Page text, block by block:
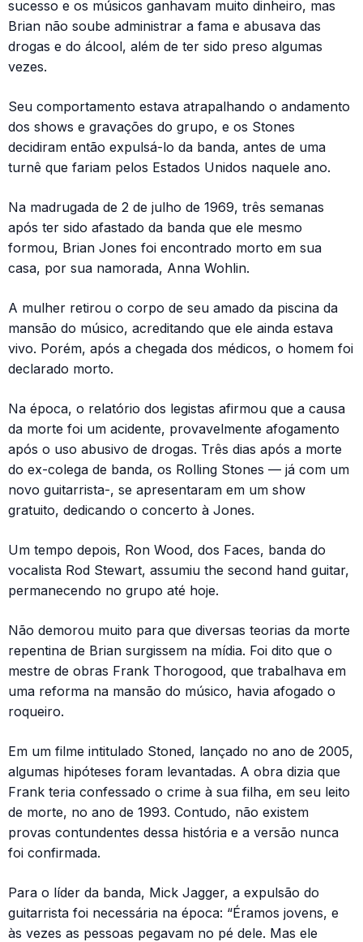
sucesso e os músicos ganhavam muito dinheiro, mas
Brian não soube administrar a fama e abusava das
drogas e do álcool, além de ter sido preso algumas
vezes.
Seu comportamento estava atrapalhando o andamento
dos shows e gravações do grupo, e os Stones
decidiram então expulsá-lo da banda, antes de uma
turnê que fariam pelos Estados Unidos naquele ano.
Na madrugada de 2 de julho de 1969, três semanas
após ter sido afastado da banda que ele mesmo
formou, Brian Jones foi encontrado morto em sua
casa, por sua namorada, Anna Wohlin.
A mulher retirou o corpo de seu amado da piscina da
mansão do músico, acreditando que ele ainda estava
vivo. Porém, após a chegada dos médicos, o homem foi
declarado morto.
Na época, o relatório dos legistas afirmou que a causa
da morte foi um acidente, provavelmente afogamento
após o uso abusivo de drogas. Três dias após a morte
do ex-colega de banda, os Rolling Stones — já com um
novo guitarrista-, se apresentaram em um show
gratuito, dedicando o concerto à Jones.
Um tempo depois, Ron Wood, dos Faces, banda do
vocalista Rod Stewart, assumiu the second hand guitar,
permanecendo no grupo até hoje.
Não demorou muito para que diversas teorias da morte
repentina de Brian surgissem na mídia. Foi dito que o
mestre de obras Frank Thorogood, que trabalhava em
uma reforma na mansão do músico, havia afogado o
roqueiro.
Em um filme intitulado Stoned, lançado no ano de 2005,
algumas hipóteses foram levantadas. A obra dizia que
Frank teria confessado o crime à sua filha, em seu leito
de morte, no ano de 1993. Contudo, não existem
provas contundentes dessa história e a versão nunca
foi confirmada.
Para o líder da banda, Mick Jagger, a expulsão do
guitarrista foi necessária na época: “Éramos jovens, e
às vezes as pessoas pegavam no pé dele. Mas ele